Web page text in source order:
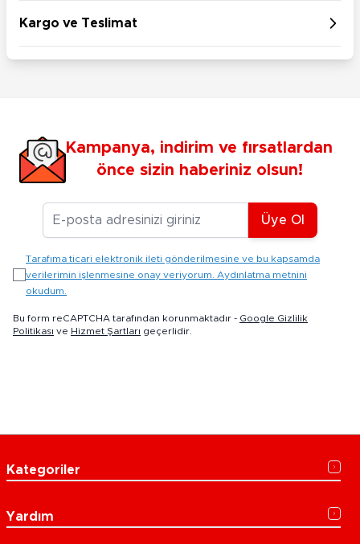
Kargo ve Teslimat
Kampanya, indirim ve fırsatlardan
önce sizin haberiniz olsun!
E-posta Adresiniz
Üye Ol
Tarafıma ticari elektronik ileti gönderilmesine ve bu kapsamda
verilerimin işlenmesine onay veriyorum. Aydınlatma metnini
okudum.
Bu form reCAPTCHA tarafından korunmaktadır - Google Gizlilik
Politikası ve Hizmet Şartları geçerlidir.
Kategoriler
Yardım